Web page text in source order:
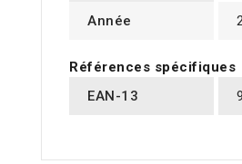
Année
Références spécifiques
EAN-13